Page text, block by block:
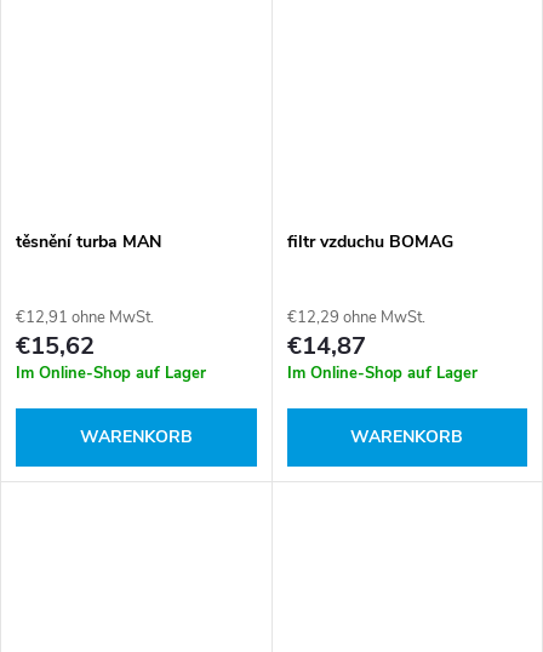
těsnění turba MAN
€12,91 ohne MwSt.
€15,62
Im Online-Shop auf Lager
WARENKORB
filtr vzduchu BOMAG
€12,29 ohne MwSt.
€14,87
Im Online-Shop auf Lager
WARENKORB